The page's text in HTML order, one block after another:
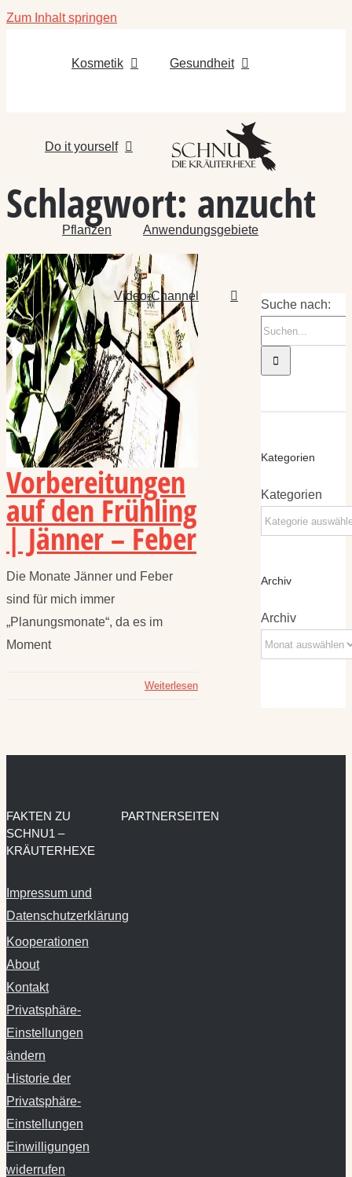
Zum Inhalt springen
Kosmetik Gesundheit
Do it yourself
Pflanzen Anwendungsgebiete
Video-Channel
Schlagwort: anzucht
Vorbereitungen
auf den Frühling
| Jänner – Feber
Die Monate Jänner und Feber
sind für mich immer
„Planungsmonate“, da es im
Moment
Weiterlesen
Suche nach:
Kategorien
Kategorien
Archiv
Archiv
FAKTEN ZU
SCHNU1 –
KRÄUTERHEXE
Impressum und
Datenschutzerklärung
Kooperationen
About
Kontakt
Privatsphäre-
Einstellungen
ändern
Historie der
Privatsphäre-
Einstellungen
Einwilligungen
widerrufen
PARTNERSEITEN